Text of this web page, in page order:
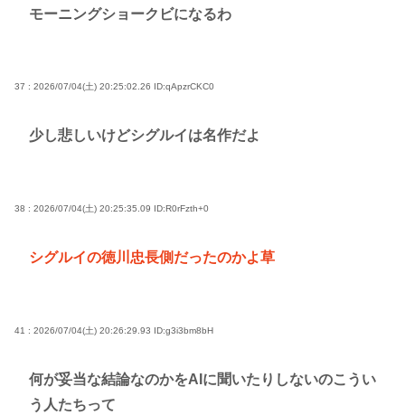
モーニングショークビになるわ
37 : 2026/07/04(土) 20:25:02.26 ID:qApzrCKC0
少し悲しいけどシグルイは名作だよ
38 : 2026/07/04(土) 20:25:35.09 ID:R0rFzth+0
シグルイの徳川忠長側だったのかよ草
41 : 2026/07/04(土) 20:26:29.93 ID:g3i3bm8bH
何が妥当な結論なのかをAIに聞いたりしないのこうい
う人たちって